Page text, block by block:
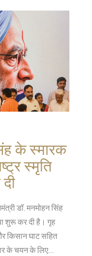
के स्मारक
स्मृति
डॉ. मनमोहन सिंह
शुरू कर दी है। गृह
किसान घाट सहित
के चयन के लिए